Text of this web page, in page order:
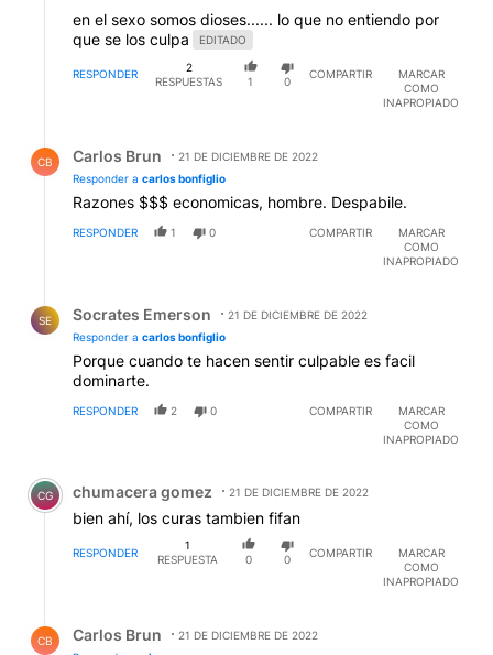
en el sexo somos dioses...... lo que no entiendo por
que se los culpa
EDITADO
RESPONDER
2
RESPUESTAS
1 0
COMPARTIR
MARCAR
COMO
INAPROPIADO
CB Carlos Brun
21 DE DICIEMBRE DE 2022
Responder a carlos bonfiglio
Razones $$$ economicas, hombre. Despabile.
RESPONDER 1 0 COMPARTIR
MARCAR
COMO
INAPROPIADO
SE Socrates Emerson
21 DE DICIEMBRE DE 2022
Responder a carlos bonfiglio
Porque cuando te hacen sentir culpable es facil
dominarte.
RESPONDER 2 0 COMPARTIR
MARCAR
COMO
INAPROPIADO
Comentario de chumacera gomez.
CG chumacera gomez 21 DE DICIEMBRE DE 2022
bien ahí, los curas tambien fifan
RESPONDER
1
RESPUESTA
0 0
COMPARTIR
MARCAR
COMO
INAPROPIADO
CB Carlos Brun
21 DE DICIEMBRE DE 2022